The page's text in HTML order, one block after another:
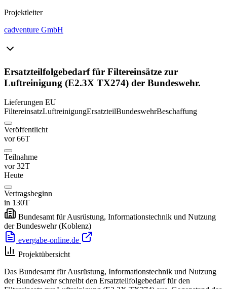
Projektleiter
cadventure GmbH
Ersatzteilfolgebedarf für Filtereinsätze zur
Luftreinigung (E2.3X TX274) der Bundeswehr.
Lieferungen EU
FiltereinsatzLuftreinigungErsatzteilBundeswehrBeschaffung
Veröffentlicht
vor 66T
Teilnahme
vor 32T
Heute
Vertragsbeginn
in 130T
Bundesamt für Ausrüstung, Informationstechnik und Nutzung
der Bundeswehr (Koblenz)
evergabe-online.de
Projektübersicht
Das Bundesamt für Ausrüstung, Informationstechnik und Nutzung
der Bundeswehr schreibt den Ersatzteilfolgebedarf für den